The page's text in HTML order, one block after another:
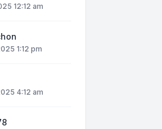
12:12 am
1:12 pm
4:12 am